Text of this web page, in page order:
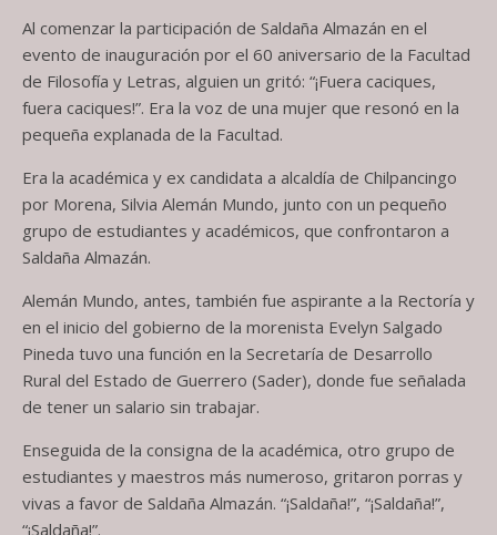
Al comenzar la participación de Saldaña Almazán en el
evento de inauguración por el 60 aniversario de la Facultad
de Filosofía y Letras, alguien un gritó: “¡Fuera caciques,
fuera caciques!”. Era la voz de una mujer que resonó en la
pequeña explanada de la Facultad.
Era la académica y ex candidata a alcaldía de Chilpancingo
por Morena, Silvia Alemán Mundo, junto con un pequeño
grupo de estudiantes y académicos, que confrontaron a
Saldaña Almazán.
Alemán Mundo, antes, también fue aspirante a la Rectoría y
en el inicio del gobierno de la morenista Evelyn Salgado
Pineda tuvo una función en la Secretaría de Desarrollo
Rural del Estado de Guerrero (Sader), donde fue señalada
de tener un salario sin trabajar.
Enseguida de la consigna de la académica, otro grupo de
estudiantes y maestros más numeroso, gritaron porras y
vivas a favor de Saldaña Almazán. “¡Saldaña!”, “¡Saldaña!”,
“¡Saldaña!”.